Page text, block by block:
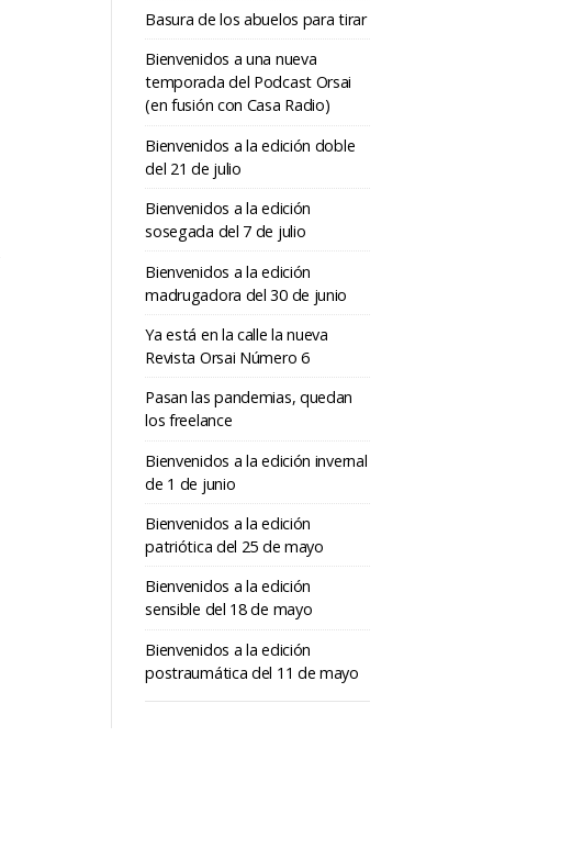
Basura de los abuelos para tirar
Bienvenidos a una nueva
temporada del Podcast Orsai
(en fusión con Casa Radio)
Bienvenidos a la edición doble
del 21 de julio
Bienvenidos a la edición
sosegada del 7 de julio
Bienvenidos a la edición
madrugadora del 30 de junio
Ya está en la calle la nueva
Revista Orsai Número 6
Pasan las pandemias, quedan
los freelance
Bienvenidos a la edición invernal
de 1 de junio
Bienvenidos a la edición
patriótica del 25 de mayo
Bienvenidos a la edición
sensible del 18 de mayo
Bienvenidos a la edición
postraumática del 11 de mayo